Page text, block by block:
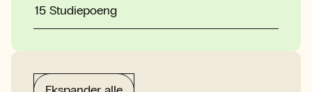
15 Studiepoeng